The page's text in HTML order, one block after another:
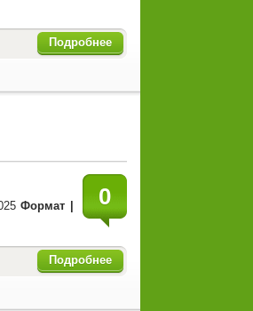
Подробнее
0
Формат |
Подробнее